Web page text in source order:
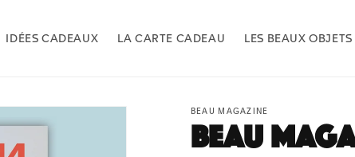
IDÉES CADEAUX LA CARTE CADEAU LES BEAUX OBJETS
BEAU MAGAZINE
BEAU